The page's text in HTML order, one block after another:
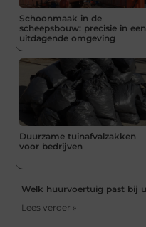
Schoonmaak in de
scheepsbouw: precisie in een
uitdagende omgeving
Duurzame tuinafvalzakken
voor bedrijven
Welk huurvoertuig past bij
Lees verder »